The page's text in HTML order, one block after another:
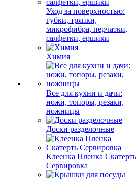
Уход за поверхностью:
губки, тряпки,
микрофибра, перчатки,
салфетки, ершики
Химия
Все для кухни и дачи:
ножи, топоры, резаки,
ножницы
Доски разделочные
Клеенка Пленка Скатерть
Сервировка